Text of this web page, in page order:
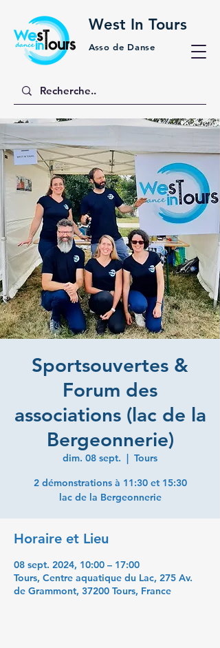
West In Tours
Asso de Danse
Sportsouvertes &
Forum des
associations (lac de la
Bergeonnerie)
dim. 08 sept.
  |
Tours
2 démonstrations à 11:30 et 15:30
lac de la Bergeonnerie
Horaire et Lieu
08 sept. 2024, 10:00 – 17:00
Tours, Centre aquatique du Lac, 275 Av.
de Grammont, 37200 Tours, France